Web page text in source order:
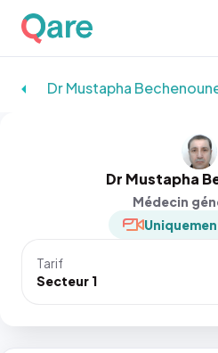
Dr Mustapha
Dr Mustapha
Médecin
Tarif
Secteur 1